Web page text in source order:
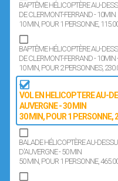
BAPTÊME HÉLICOPTÈRE AU-
DE CLERMONT-FERRAND - 10MIN
10 MIN, POUR 1 PERSONNE,
BAPTÊME HÉLICOPTÈRE AU-
DE CLERMONT-FERRAND - 10MIN
10 MIN, POUR 2 PERSONNES,
VOL EN HELICOPTERE AU-
AUVERGNE - 30 MIN
30 MIN, POUR 1 PERSONNE,
BALADE HÉLICOPTÈRE AU-
D'AUVERGNE - 50 MIN
50 MIN, POUR 1 PERSONNE,